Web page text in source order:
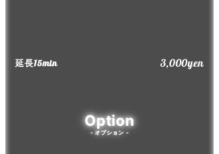
延長15min 3,000yen
Option
- オプション -